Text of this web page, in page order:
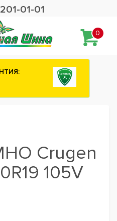
01-01
0
Сashback 2500 рублей
шины ATTAR
Crugen
105V